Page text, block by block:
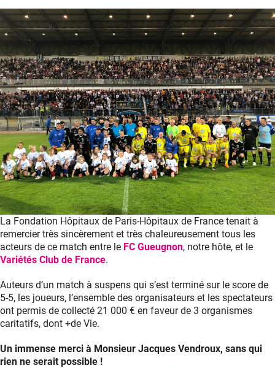
La Fondation Hôpitaux de Paris-Hôpitaux de France tenait à
remercier très sincèrement et très chaleureusement tous les
acteurs de ce match entre le FC Gueugnon, notre hôte, et le
Variétés Club de France.
Auteurs d’un match à suspens qui s’est terminé sur le score de
5-5, les joueurs, l’ensemble des organisateurs et les spectateurs
ont permis de collecté 21 000 € en faveur de 3 organismes
caritatifs, dont +de Vie.
Un immense merci à Monsieur Jacques Vendroux, sans qui
rien ne serait possible !